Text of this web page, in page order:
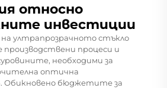
относно
инвестиции
ултрапрозрачното стъкло
процеси и
необходими за
оптична
Обикновено бюджетите за